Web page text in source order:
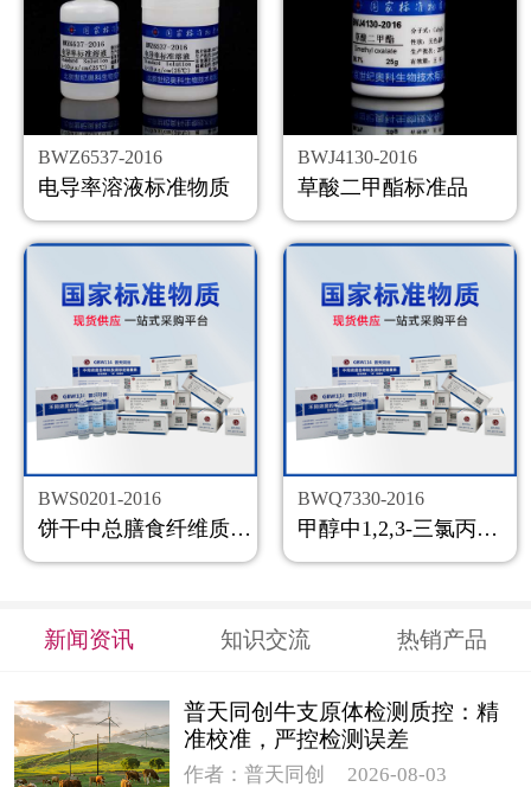
BWZ6537-2016
电导率溶液标准物质
BWJ4130-2016
草酸二甲酯标准品
BWS0201-2016
饼干中总膳食纤维质控样品
BWQ7330-2016
甲醇中1,2,3-三氯丙烷溶液标准物质
新闻资讯 知识交流 热销产品
普天同创牛支原体检测质控：精
准校准，严控检测误差
作者：普天同创
2026-08-03
购物车
会员中心
联系我们
返回主页